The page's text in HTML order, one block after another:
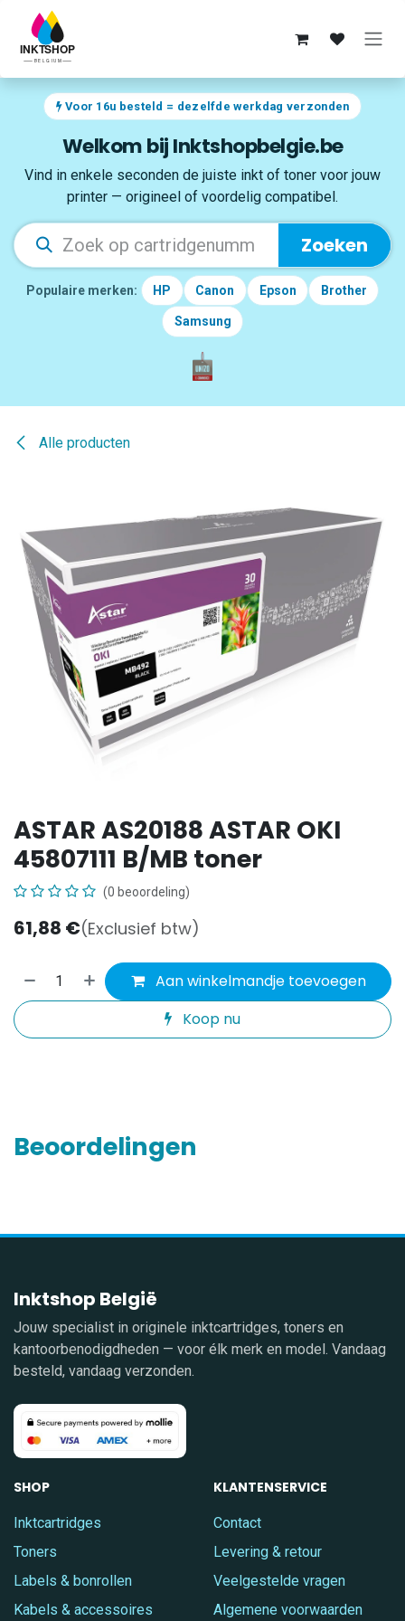
Overslaan naar inhoud
Voor 16u besteld = dezelfde werkdag verzonden
Welkom bij Inktshopbelgie.be
Vind in enkele seconden de juiste inkt of toner voor jouw
printer — origineel of voordelig compatibel.
Zoeken
Populaire merken: HP Canon Epson Brother
Samsung
Alle producten
ASTAR AS20188 ASTAR OKI
45807111 B/MB toner
(0 beoordeling)
61,88 €(Exclusief btw)
Aan winkelmandje toevoegen
Koop nu
Beoordelingen
Inktshop België
Jouw specialist in originele inktcartridges, toners en
kantoorbenodigdheden — voor élk merk en model. Vandaag
besteld, vandaag verzonden.
SHOP
Inktcartridges
Toners
Labels & bonrollen
Kabels & accessoires
KLANTENSERVICE
Contact
Levering & retour
Veelgestelde vragen
Algemene voorwaarden